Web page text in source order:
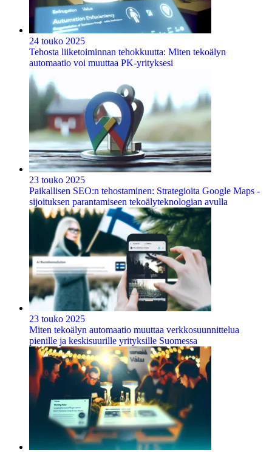
24 touko 2025
Tehosta liiketoiminnan tehokkuutta: Miten tekoälyn
automaatio voi muuttaa PK-yrityksesi
23 touko 2025
Paikallisen SEO:n tehostaminen: Strategioita Google Maps -
sijoituksen parantamiseen tekoälyteknologian avulla
23 touko 2025
Miten tekoälyn automaatio muuttaa verkkosuunnittelua
pienille ja keskisuurille yrityksille Suomessa